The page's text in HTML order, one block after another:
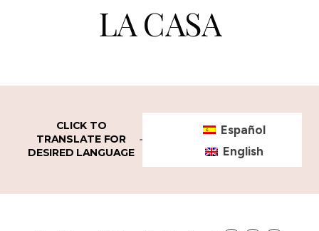
LA CASA
CLICK TO
TRANSLATE FOR
DESIRED LANGUAGE
Español
English